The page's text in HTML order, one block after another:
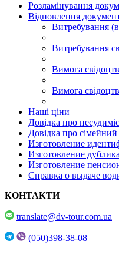
Розламінування
Відновлення
Витребування
Витребування
Вимога
Вимога
Наші ціни
Довідка про
Довідка про сімейний
Изготовление
Изготовление
Изготовление
Справка о выдаче
КОНТАКТИ
translate@dv-tour.com.ua
(050)398-38-08